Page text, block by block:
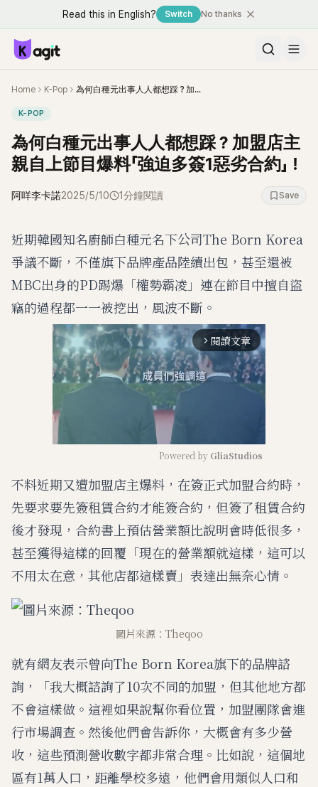
Read this in English? Switch No thanks
Home K-Pop 為何白種元出事人人都想踩？加盟店主親自上節目爆料「強迫多簽1惡劣合約」！
K-POP
為何白種元出事人人都想踩？加盟店主
親自上節目爆料「強迫多簽1惡劣合約」！
阿咩李卡諾2025/5/10 1分鐘閱讀 Save
近期韓國知名廚師白種元名下公司The Born Korea
爭議不斷，不僅旗下品牌產品陸續出包，甚至還被
MBC出身的PD踢爆「權勢霸凌」連在節目中擅自盜
竊的過程都一一被挖出，風波不斷。
arrow_forward_ios 閱讀文章
M
t
e
Powered by GliaStudios
不料近期又遭加盟店主爆料，在簽正式加盟合約時，
先要求要先簽租賃合約才能簽合約，但簽了租賃合約
後才發現，合約書上預估營業額比說明會時低很多，
甚至獲得這樣的回覆「現在的營業額就這樣，這可以
不用太在意，其他店都這樣賣」表達出無奈心情。
圖片來源：Theqoo
就有網友表示曾向The Born Korea旗下的品牌諮
詢，「我大概諮詢了10次不同的加盟，但其他地方都
不會這樣做。這裡如果說幫你看位置，加盟團隊會進
行市場調查。然後他們會告訴你，大概會有多少營
收，這些預測營收數字都非常合理。比如說，這個地
區有1萬人口，距離學校多遠，他們會用類似人口和